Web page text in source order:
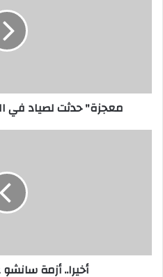
معجزة" حدثت لصياد في
أخيرا.. أزمة